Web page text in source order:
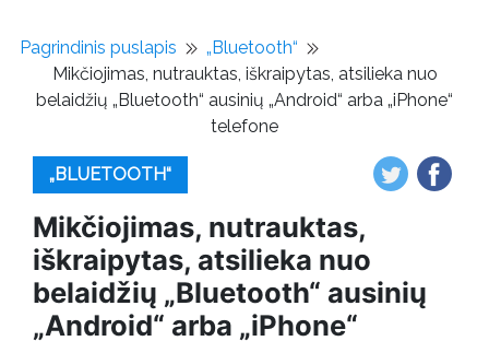
Pagrindinis puslapis
„Bluetooth“
Mikčiojimas, nutrauktas, iškraipytas, atsilieka nuo
belaidžių „Bluetooth“ ausinių „Android“ arba „iPhone“
telefone
„BLUETOOTH“
Mikčiojimas, nutrauktas,
iškraipytas, atsilieka nuo
belaidžių „Bluetooth“ ausinių
„Android“ arba „iPhone“